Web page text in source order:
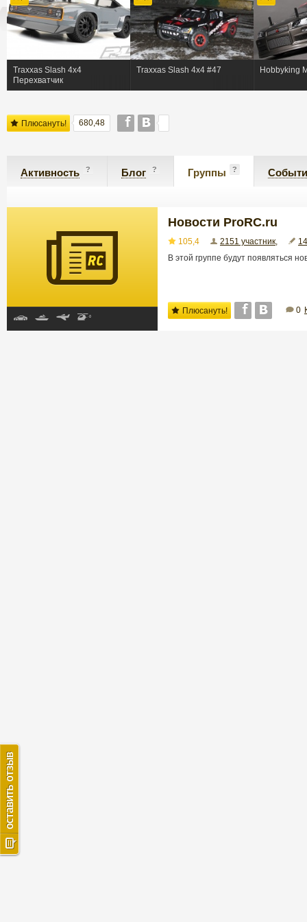
Traxxas Slash 4x4
Перехватчик
Traxxas Slash 4x4 #47 Hobbyking
Плюсануть! 680,48
Активность ? Блог ? Группы ?
Новости ProRC.ru
105,4 2151 участник,
В этой группе будут появляться
Плюсануть! 0